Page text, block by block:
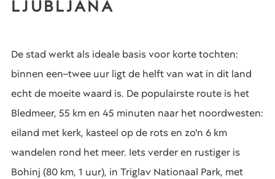
LJUBLJANA
De stad werkt als ideale basis voor korte tochten:
binnen een–twee uur ligt de helft van wat in dit land
echt de moeite waard is. De populairste route is het
Bledmeer, 55 km en 45 minuten naar het noordwesten:
eiland met kerk, kasteel op de rots en zo'n 6 km
wandelen rond het meer. Iets verder en rustiger is
Bohinj (80 km, 1 uur), in Triglav Nationaal Park, met